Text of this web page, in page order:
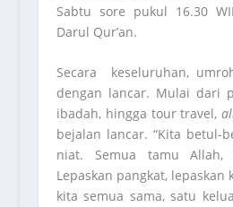
Sabtu sore pukul 16.30
Darul Qur’an.
Secara keseluruhan,
dengan lancar. Mulai dari
ibadah, hingga tour travel,
bejalan lancar. “Kita betul-
niat. Semua tamu Allah,
Lepaskan pangkat, lepaskan
kita semua sama, satu